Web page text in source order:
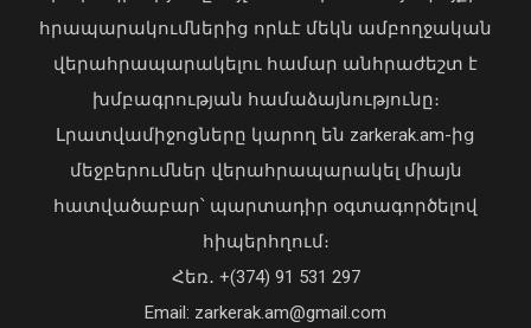
Ավելացել են շինարարության ոլորտից
պետբյուջե վճարված հարկային
եկամուտները. Քաղաքաշինության
կոմիտեի նախագահի ուղերձը
09 Օգոստոս, 2026 12:20
դեմ ծանր պայքարում»․ կյանքից
հեռացել է Արսեն Ասլանյանը
հրապարակումներից որևէ մեկն ամբողջական
վերահրապարակելու համար անհրաժեշտ է
խմբագրության համաձայնությունը։
Լրատվամիջոցները կարող են zarkerak.am-ից
մեջբերումներ վերահրապարակել միայն
հատվածաբար՝ պարտադիր օգտագործելով
հիպերհղում։
Հեռ․ +(374) 91 531 297
Email: zarkerak.am@gmail.com